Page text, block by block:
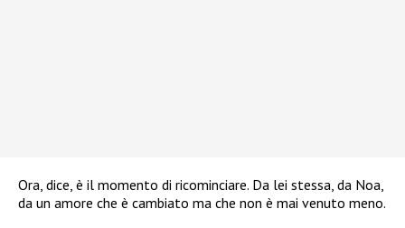
Ora, dice, è il momento di ricominciare. Da lei stessa, da Noa,
da un amore che è cambiato ma che non è mai venuto meno.